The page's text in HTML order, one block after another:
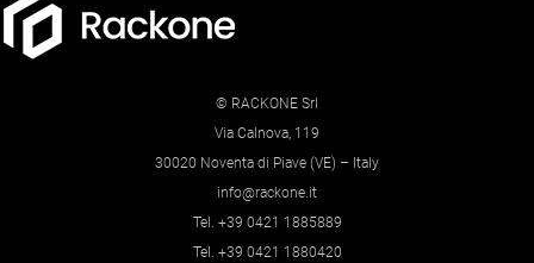
© RACKONE Srl
Via Calnova, 119
30020 Noventa di Piave (VE) – Italy
info@rackone.it
Tel. +39 0421 1885889
Tel. +39 0421 1880420